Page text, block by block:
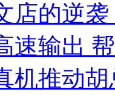
店的逆
速输出
机推动